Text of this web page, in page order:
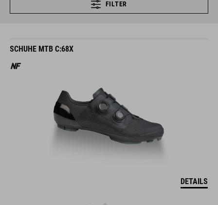
FILTER
SCHUHE MTB C:68X
DETAILS